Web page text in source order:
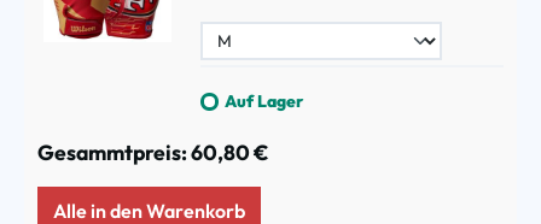
Auf Lager
Gesammtpreis:60,80 €
Alle in den Warenkorb